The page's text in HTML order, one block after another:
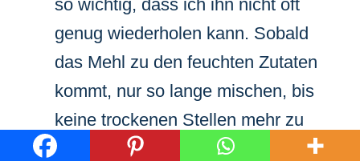
so wichtig, dass ich ihn nicht oft
genug wiederholen kann. Sobald
das Mehl zu den feuchten Zutaten
kommt, nur so lange mischen, bis
keine trockenen Stellen mehr zu
sehen sind. Übermäßiges Mischen